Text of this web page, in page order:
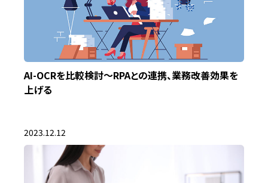
AI-OCRを比較検討～RPAとの連携、業務改善効果を
上げる
2023.12.12